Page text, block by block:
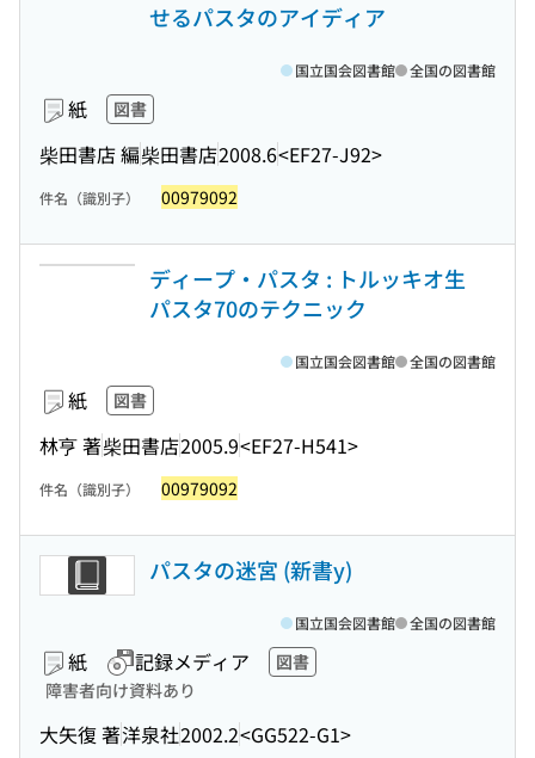
せるパスタのアイディア
紙 図書
柴田書店 編柴田書店2008.6<EF27-J92>
国立国会図書館 全国の図書館
件名（識別子） 00979092
ディープ・パスタ : トルッキオ生
パスタ70のテクニック
紙 図書
林亨 著柴田書店2005.9<EF27-H541>
国立国会図書館 全国の図書館
件名（識別子） 00979092
パスタの迷宮 (新書y)
紙 記録メディア
図書
障害者向け資料あり
大矢復 著洋泉社2002.2<GG522-G1>
国立国会図書館 全国の図書館